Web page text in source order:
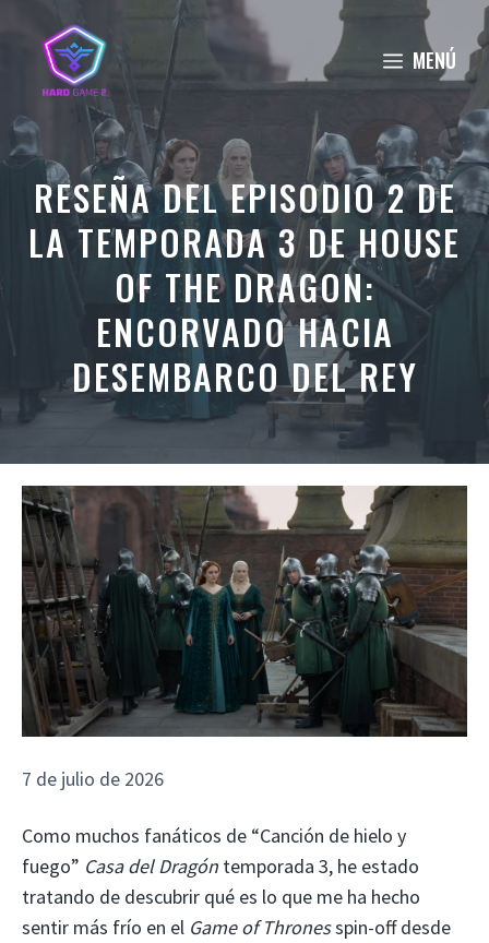
contenido
MENÚ
RESEÑA DEL EPISODIO 2 DE
LA TEMPORADA 3 DE HOUSE
OF THE DRAGON:
ENCORVADO HACIA
DESEMBARCO DEL REY
7 de julio de 2026
Como muchos fanáticos de “Canción de hielo y
fuego” Casa del Dragón temporada 3, he estado
tratando de descubrir qué es lo que me ha hecho
sentir más frío en el Game of Thronesspin-off desde